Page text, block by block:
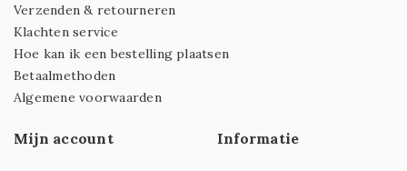
Verzenden & retourneren
Klachten service
Hoe kan ik een bestelling plaatsen
Betaalmethoden
Algemene voorwaarden
Mijn account Informatie